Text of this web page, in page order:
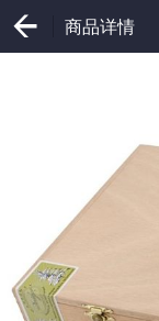
商品详情